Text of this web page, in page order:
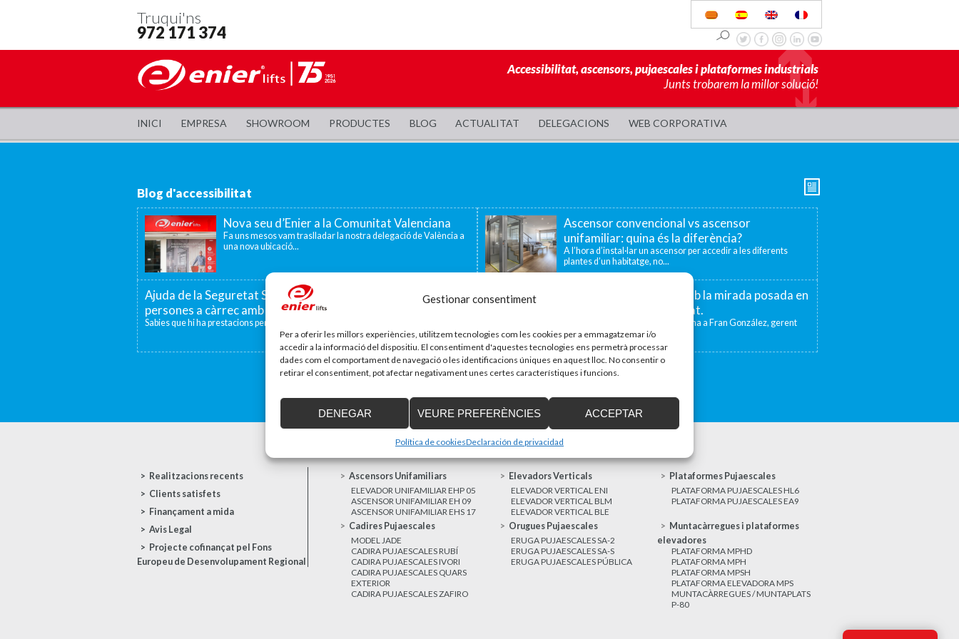
Gestionar consentiment
Per a oferir les millors experiències, utilitzem tecnologies com les cookies per a emmagatzemar i/o
accedir a la informació del dispositiu. El consentiment d'aquestes tecnologies ens permetrà processar
dades com el comportament de navegació o les identificacions úniques en aquest lloc. No consentir o
retirar el consentiment, pot afectar negativament unes certes característiques i funcions.
ACCEPTAR
DENEGAR VEURE PREFERÈNCIES
Política de cookiesDeclaración de privacidad
Truqui'ns
972 171 374
Accessibilitat, ascensors, pujaescales i plataformes industrials
Junts trobarem la millor solució!
INICI EMPRESA SHOWROOM PRODUCTES BLOG ACTUALITAT DELEGACIONS WEB CORPORATIVA
Blog d'accessibilitat
Nova seu d’Enier a la Comunitat Valenciana
Fa uns mesos vam traslladar la nostra delegació de València a
una nova ubicació...
Ascensor convencional vs ascensor
unifamiliar: quina és la diferència?
A l’hora d’instal·lar un ascensor per accedir a les diferents
plantes d’un habitatge, no...
Ajuda de la Seguretat Social per a famílies amb fills o
persones a càrrec amb discapacitat
Sabies que hi ha prestacions per fill o per persones amb discapacitat que estiguin...
Enier celebra 75 anys amb la mirada posada en
la innovació i la proximitat.
Recupera l’entrevista de TV Girona a Fran González, gerent
d’Enier. Aquest passat 17 de...
MÉS NOTÍCIES
Realitzacions recents
Clients satisfets
Finançament a mida
Avis Legal
Projecte cofinançat pel Fons
Europeu de Desenvolupament Regional
Ascensors Unifamiliars
ELEVADOR UNIFAMILIAR EHP 05
ASCENSOR UNIFAMILIAR EH 09
ASCENSOR UNIFAMILIAR EHS 17
Elevadors Verticals
ELEVADOR VERTICAL ENI
ELEVADOR VERTICAL BLM
ELEVADOR VERTICAL BLE
Plataformes Pujaescales
PLATAFORMA PUJAESCALES HL6
PLATAFORMA PUJAESCALES EA9
Cadires Pujaescales
MODEL JADE
CADIRA PUJAESCALES RUBÍ
CADIRA PUJAESCALES IVORI
CADIRA PUJAESCALES QUARS
EXTERIOR
CADIRA PUJAESCALES ZAFIRO
Orugues Pujaescales
ERUGA PUJAESCALES SA-2
ERUGA PUJAESCALES SA-S
ERUGA PUJAESCALES PÚBLICA
Muntacàrregues i plataformes
elevadores
PLATAFORMA MPHD
PLATAFORMA MPH
PLATAFORMA MPSH
PLATAFORMA ELEVADORA MPS
MUNTACÀRREGUES / MUNTAPLATS
P-80